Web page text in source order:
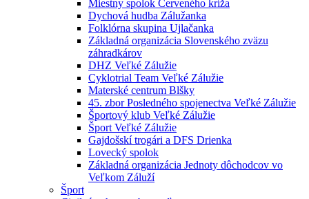
Miestny spolok Červeného kríža
Dychová hudba Zálužanka
Folklórna skupina Ujlačanka
Základná organizácia Slovenského zväzu
záhradkárov
DHZ Veľké Zálužie
Cyklotrial Team Veľké Zálužie
Materské centrum Blšky
45. zbor Posledného spojenectva Veľké Zálužie
Športový klub Veľké Zálužie
Šport Veľké Zálužie
Gajdošskí trogári a DFS Drienka
Lovecký spolok
Základná organizácia Jednoty dôchodcov vo
Veľkom Záluží
Šport